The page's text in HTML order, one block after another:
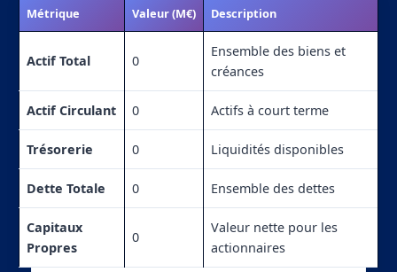
Métrique Valeur (M€) Description
Actif Total 0
Ensemble des biens et
créances
Actif Circulant 0 Actifs à court terme
Trésorerie 0 Liquidités disponibles
Dette Totale 0 Ensemble des dettes
Capitaux
Propres
0
Valeur nette pour les
actionnaires